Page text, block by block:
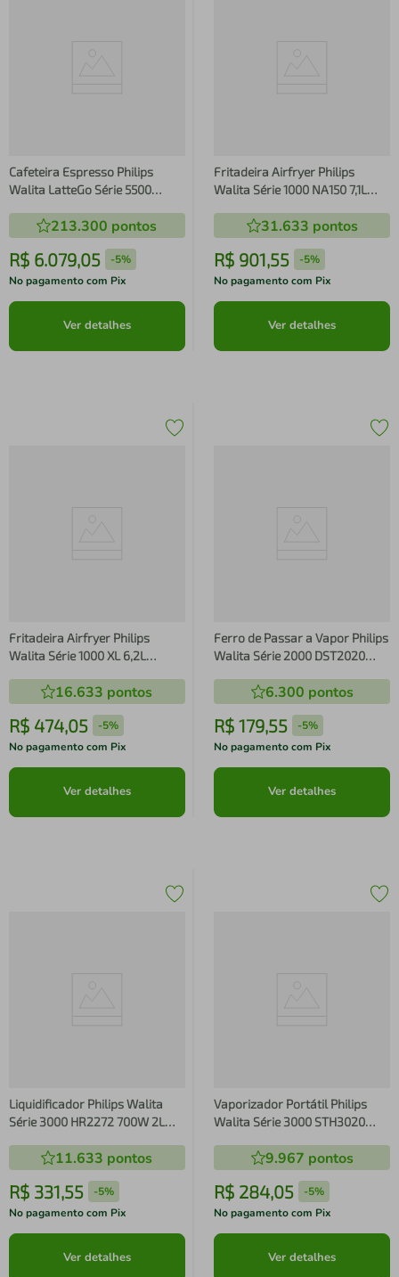
Cafeteira Espresso Philips
Walita LatteGo Série 5500
1400W – Preta/Cromada
213.300 pontos
R$ 6.079,05 -5%
No pagamento com Pix
Ver detalhes
Fritadeira Airfryer Philips
Walita Série 1000 NA150 7,1L
31.633 pontos
R$ 901,55 -5%
No pagamento com Pix
Ver detalhes
Fritadeira Airfryer Philips
Walita Série 1000 XL 6,2L
16.633 pontos
R$ 474,05 -5%
No pagamento com Pix
Ver detalhes
Ferro de Passar a Vapor Philips
Walita Série 2000 DST2020
250ml Calc Clean Roxo
6.300 pontos
R$ 179,55 -5%
No pagamento com Pix
Ver detalhes
Liquidificador Philips Walita
Série 3000 HR2272 700W 2L
11.633 pontos
R$ 331,55 -5%
No pagamento com Pix
Ver detalhes
Vaporizador Portátil Philips
Walita Série 3000 STH3020
120ml Branco
9.967 pontos
R$ 284,05 -5%
No pagamento com Pix
Ver detalhes